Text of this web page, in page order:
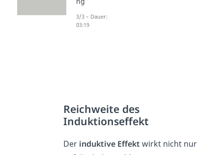
Reichweite des
Induktionseffekt
Der induktive Effekt wirkt nicht nur
3/3 – Dauer:
03:19